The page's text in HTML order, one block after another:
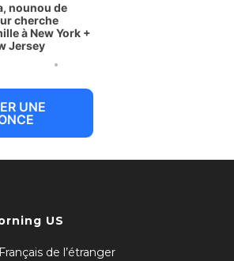
nounou de
cherche
à New York +
Jersey
UNE
US
de l’étranger